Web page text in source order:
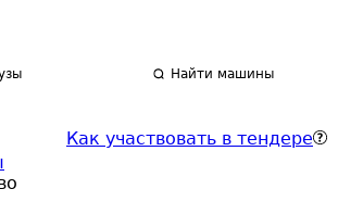
Найти машины
Как участвовать в тендере